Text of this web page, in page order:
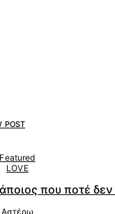
POST
Featured
LOVE
που ποτέ δεν
Αστέρω